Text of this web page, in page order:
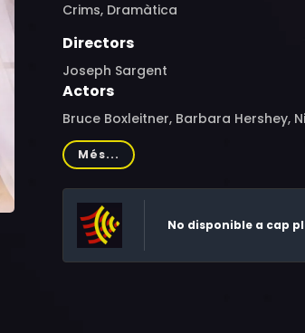
Crims, Dramàtica
Directors
Joseph Sargent
Actors
Bruce Boxleitner, Barbara Hershey,
Jenny Ong, Peggy Williamson, Jane
Mah Hoe, Jon McBride, Juliana Seah
Més...
No disponible a cap